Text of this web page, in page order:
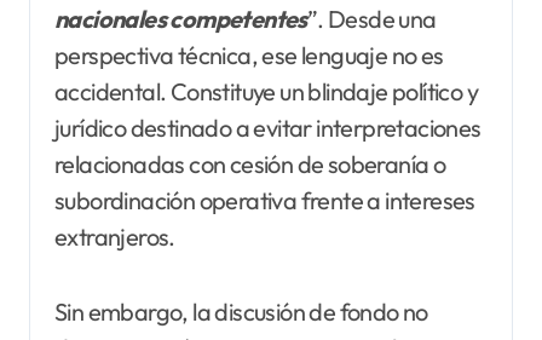
nacionales competentes”. Desde una
perspectiva técnica, ese lenguaje no es
accidental. Constituye un blindaje político y
jurídico destinado a evitar interpretaciones
relacionadas con cesión de soberanía o
subordinación operativa frente a intereses
extranjeros.
Sin embargo, la discusión de fondo no